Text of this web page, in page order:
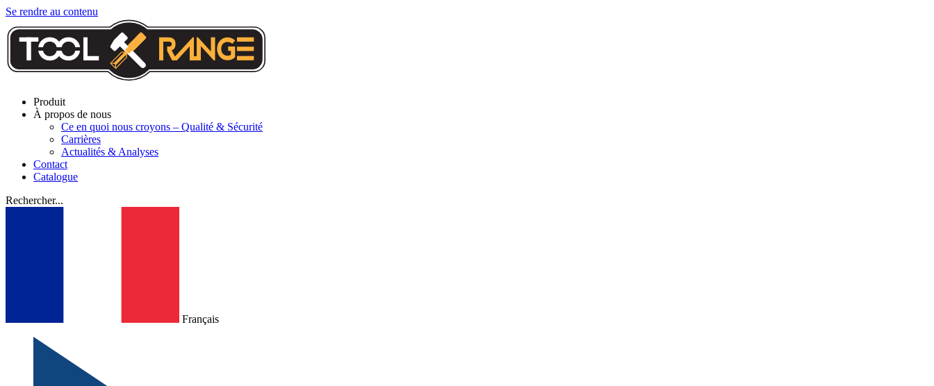
Se rendre au contenu
Produit
À propos de nous
Ce en quoi nous croyons – Qualité & Sécurité
Carrières
Actualités & Analyses
Contact
Catalogue
Rechercher...
Français